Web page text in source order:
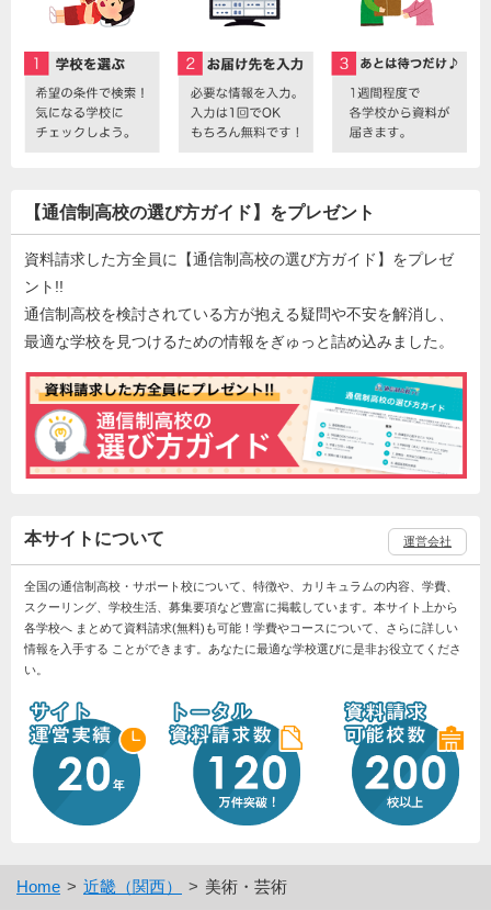
【通信制高校の選び方ガイド】をプレゼント
資料請求した方全員に【通信制高校の選び方ガイド】をプレゼ
ント!!
通信制高校を検討されている方が抱える疑問や不安を解消し、
最適な学校を見つけるための情報をぎゅっと詰め込みました。
本サイトについて 運営会社
全国の通信制高校・サポート校について、特徴や、カリキュラムの内容、学費、
スクーリング、学校生活、募集要項など豊富に掲載しています。本サイト上から
各学校へ まとめて資料請求(無料)も可能！学費やコースについて、さらに詳しい
情報を入手する ことができます。あなたに最適な学校選びに是非お役立てくださ
い。
Home 近畿（関西） 美術・芸術